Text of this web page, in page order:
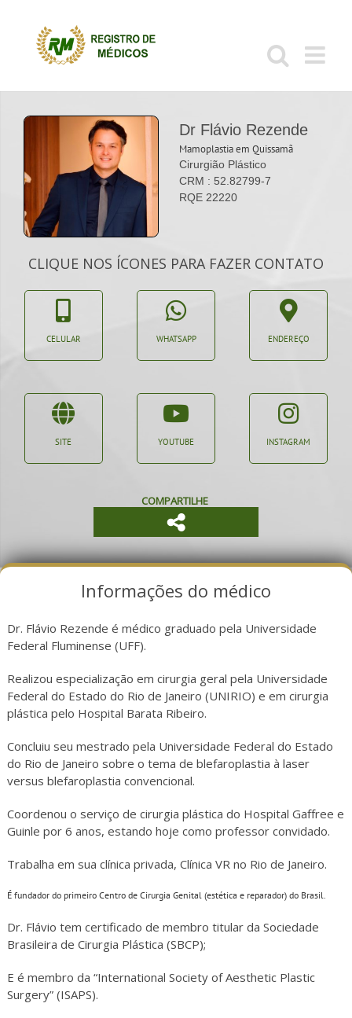
conteúdo
Dr Flávio Rezende
Mamoplastia em Quissamã
Cirurgião Plástico
CRM : 52.82799-7
RQE 22220
CLIQUE NOS ÍCONES PARA FAZER CONTATO
CELULAR WHATSAPP ENDEREÇO
SITE YOUTUBE INSTAGRAM
COMPARTILHE
Informações do médico
Dr. Flávio Rezende é médico graduado pela Universidade
Federal Fluminense (UFF).
Realizou especialização em cirurgia geral pela Universidade
Federal do Estado do Rio de Janeiro (UNIRIO) e em cirurgia
plástica pelo Hospital Barata Ribeiro.
Concluiu seu mestrado pela Universidade Federal do Estado
do Rio de Janeiro sobre o tema de blefaroplastia à laser
versus blefaroplastia convencional.
Coordenou o serviço de cirurgia plástica do Hospital Gaffree e
Guinle por 6 anos, estando hoje como professor convidado.
Trabalha em sua clínica privada, Clínica VR no Rio de Janeiro.
É fundador do primeiro Centro de Cirurgia Genital (estética e reparador) do Brasil.
Dr. Flávio tem certificado de membro titular da Sociedade
Brasileira de Cirurgia Plástica (SBCP);
E é membro da “International Society of Aesthetic Plastic
Surgery” (ISAPS).